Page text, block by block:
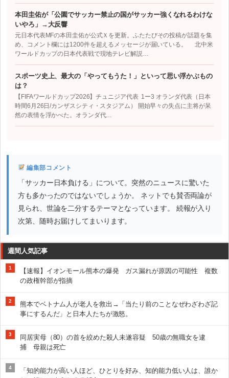
本田圭佑が「公園でサッカー禁止の国がサッカー強くなれるわけな
いやろ」→大反響
元日本代表MFの本田圭佑が公式Ｘを更新。ふたたびその投稿が話題を集
め、コメント欄には1200件を超えるメッセージが届いている。 北中米
ワールドカップの日本代表戦で現地テレビ解説…
スポーツ史上、最大の「やってもうた！」といって思い浮かぶもの
は？
【FIFAワールドカップ2026】チュニジア代表 1ー3 オランダ代表（日本
時間6月26日/カンザスシティ・スタジアム） 開始早々の失点に主将が呆
然の表情を浮かべた。オランダ代…
編集部コメント
「サッカー日本負ける」について。突然のニュースに驚いた
方も多かったのではないでしょうか。 ネットでも賛否両論が
見られ、世論を二分するテーマとなっています。 続報が入り
次第、随時お届けしてまいります。
週間人気記事
1
【速報】イオンモール熊本の爆発 ガス漏れが原因の可能性 複数
の政権幹部が指摘
2
熊本でベトナム人が老人を救出→「当たり前のことなぜわざわざ記
事にするんだ」と日本人たちが激怒。
3
同居実母（80）の首を絞めた殺人未遂容疑 50歳の無職女を逮
捕 母親は死亡
4
「知的能力が高い人ほど、ひとりを好み、知的能力低い人は、誰か